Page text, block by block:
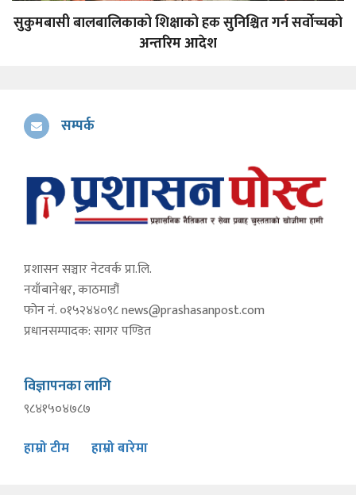
सुकुमबासी बालबालिकाको शिक्षाको हक सुनिश्चित गर्न सर्वोच्चको
अन्तरिम आदेश
सम्पर्क
प्रशासन सञ्चार नेटवर्क प्रा.लि.
नयाँबानेश्वर, काठमाडौं
फोन नं. ०१५२४४०९८news@prashasanpost.com
प्रधानसम्पादक: सागर पण्डित
विज्ञापनका लागि
९८४१५०४७८७
हाम्रो टीम हाम्रो बारेमा